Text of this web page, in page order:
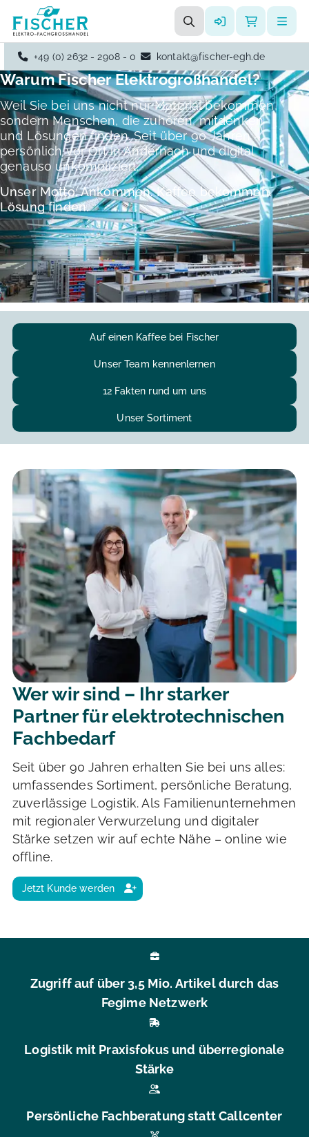
+49 (0) 2632 - 2908 - 0 kontakt@fischer-egh.de
Warum Fischer Elektrogroßhandel?
Weil Sie bei uns nicht nur Material bekommen,
sondern Menschen, die zuhören, mitdenken
und Lösungen finden. Seit über 90 Jahren –
persönlich vor Ort in Andernach und digital
genauso unkompliziert.
Unser Motto: Ankommen. Kaffee bekommen.
Lösung finden.
Auf einen Kaffee bei Fischer
Unser Team kennenlernen
12 Fakten rund um uns
Unser Sortiment
Wer wir sind – Ihr starker
Partner für elektrotechnischen
Fachbedarf
Seit über 90 Jahren erhalten Sie bei uns alles:
umfassendes Sortiment, persönliche Beratung,
zuverlässige Logistik. Als Familienunternehmen
mit regionaler Verwurzelung und digitaler
Stärke setzen wir auf echte Nähe – online wie
offline.
Jetzt Kunde werden
Zugriff auf über 3,5 Mio. Artikel durch das
Fegime Netzwerk
Logistik mit Praxisfokus und überregionale
Stärke
Persönliche Fachberatung statt Callcenter